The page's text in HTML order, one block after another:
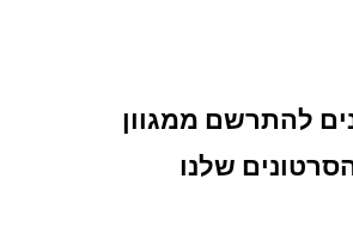
להתרשם ממגוון
שלנו